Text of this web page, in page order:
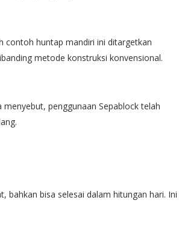
contoh huntap mandiri ini ditargetkan
metode konstruksi konvensional.
penggunaan Sepablock telah
bahkan bisa selesai dalam hitungan hari. Ini